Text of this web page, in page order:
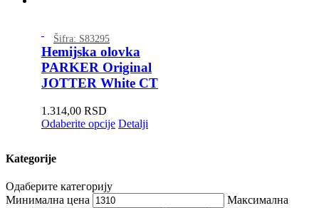
Šifra: S83295
Hemijska olovka
PARKER Original
JOTTER White CT
1.314,00 RSD
Odaberite opcije Detalji
Kategorije
Одаберите категорију
Минимална цена
Максимална